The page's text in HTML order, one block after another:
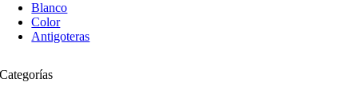
Blanco
Color
Antigoteras
Categorías